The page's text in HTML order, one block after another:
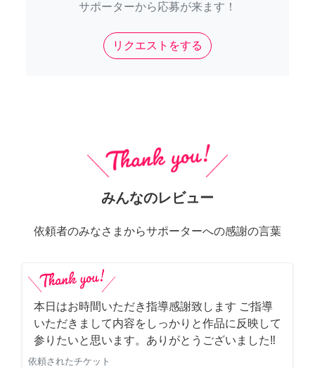
サポーターから応募が来ます！
リクエストをする
みんなのレビュー
依頼者のみなさまからサポーターへの感謝の言葉
本日はお時間いただき指導感謝致します ご指導
いただきまして内容をしっかりと作品に反映して
参りたいと思います。ありがとうございました‼️
依頼されたチケット